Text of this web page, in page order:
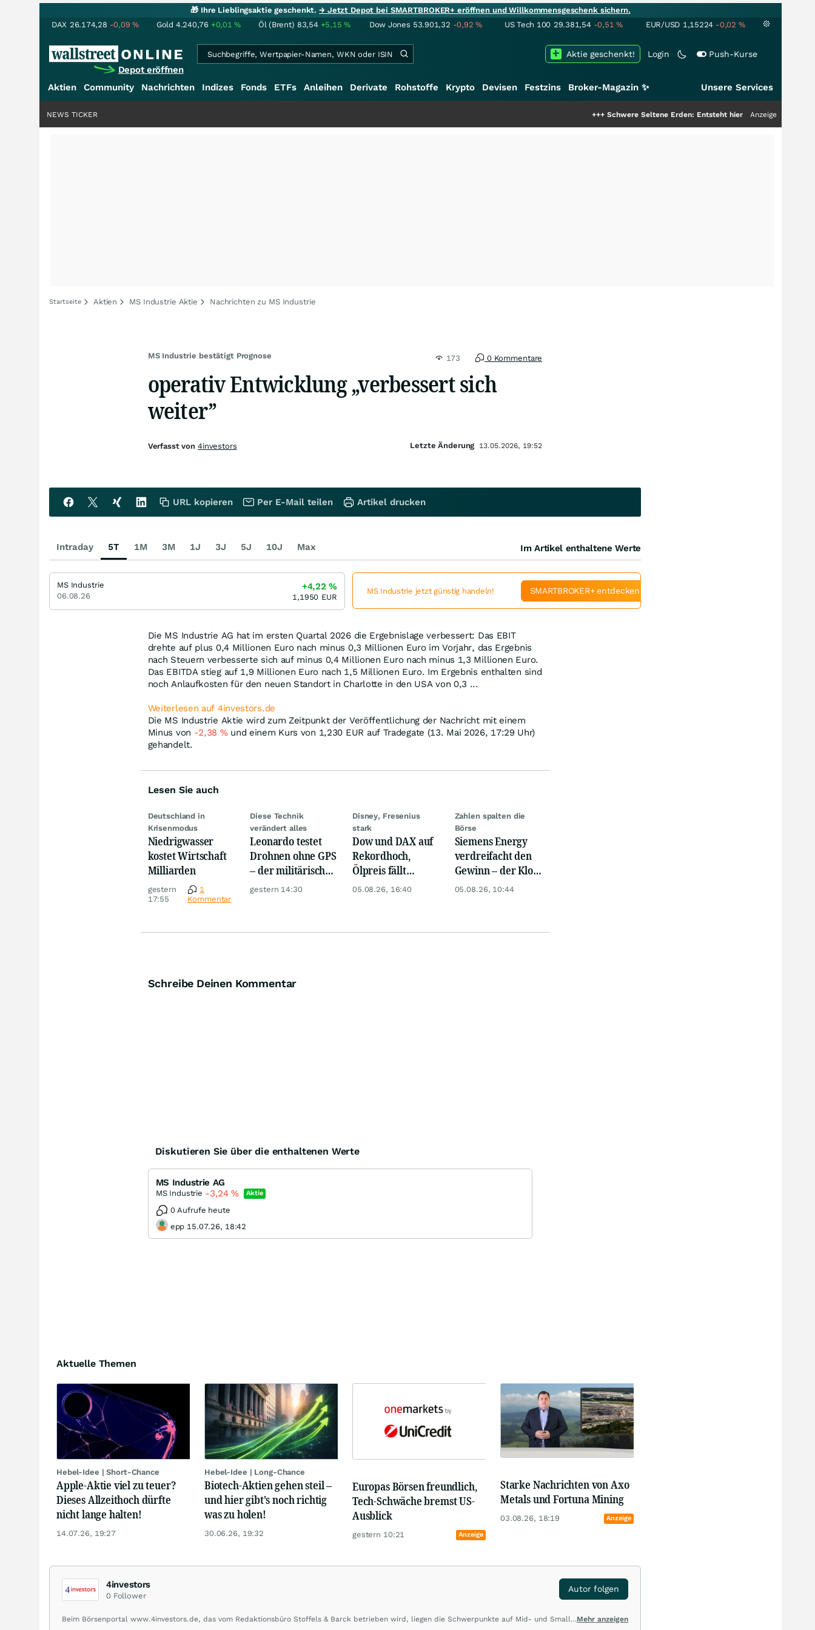
🎁 Ihre Lieblingsaktie geschenkt.→ Jetzt Depot bei SMARTBROKER+ eröffnen und Willkommensgeschenk sichern.
DAX 26.174,28 -0,09% Gold 4.240,76 +0,01% Öl (Brent) 83,54 +5,15% Dow Jones 53.901,32 -0,92% US Tech 100 29.381,54 -0,51% EUR/USD 1,15224 -0,02 %
Depot eröffnen
Login Push-Kurse
Aktie geschenkt!
Aktien Community Nachrichten Indizes Fonds ETFs Anleihen Derivate Rohstoffe Krypto Devisen Festzins Broker-Magazin ✨ Unsere Services
Schwere Seltene Erden: Entsteht hier die nächste Milliardenstory?
Anzeige
NEWS TICKER
Startseite Aktien MS Industrie Aktie Nachrichten zu MS Industrie
MS Industrie bestätigt Prognose 173 0 Kommentare
operativ Entwicklung „verbessert sich
weiter”
Die MS Industrie AG hat im ersten Quartal 2026 die Ergebnislage verbessert: Das EBIT
drehte auf plus 0,4 Millionen Euro nach minus 0,3 Millionen Euro im Vorjahr, das Ergebnis
nach Steuern verbesserte sich auf minus 0,4 Millionen Euro nach minus 1,3 Millionen Euro.
Das EBITDA stieg auf 1,9 Millionen Euro nach 1,5 Millionen Euro. Im Ergebnis enthalten sind
noch Anlaufkosten für den neuen Standort in Charlotte in den USA von 0,3 ...
Weiterlesen auf 4investors.de
Die MS Industrie Aktie wird zum Zeitpunkt der Veröffentlichung der Nachricht mit einem
Minus von -2,38 %und einem Kurs von 1,230 EUR auf Tradegate (13. Mai 2026, 17:29 Uhr)
gehandelt.
Lesen Sie auch
Deutschland in
Krisenmodus
Niedrigwasser
kostet Wirtschaft
Milliarden
gestern
17:55
1
Kommentar
Diese Technik
verändert alles
Leonardo testet
Drohnen ohne GPS
– der militärische
Nutzen ist enorm
gestern 14:30
Disney, Fresenius
stark
Dow und DAX auf
Rekordhoch,
Ölpreis fällt
weiter, Gold legt
05.08.26, 16:40
Zahlen spalten die
Börse
Siemens Energy
verdreifacht den
Gewinn – der Klotz
am Bein ist weg
05.08.26, 10:44
Schreibe Deinen Kommentar
Diskutieren Sie über die enthaltenen Werte
MS Industrie AG
MS Industrie -3,24% Aktie
0 Aufrufe heute
epp 15.07.26, 18:42
Aktuelle Themen
Hebel-Idee | Short-Chance
Apple-Aktie viel zu teuer?
Dieses Allzeithoch dürfte
nicht lange halten!
14.07.26, 19:27
Hebel-Idee | Long-Chance
Biotech-Aktien gehen steil –
und hier gibt's noch richtig
was zu holen!
30.06.26, 19:32
Europas Börsen freundlich,
Tech-Schwäche bremst US-
Ausblick
gestern 10:21 Anzeige
Starke Nachrichten von Axo
Metals und Fortuna Mining
03.08.26, 18:19 Anzeige
4investors
0 Follower
Autor folgen
Mehr anzeigen
Beim Börsenportal www.4investors.de, das vom Redaktionsbüro Stoffels & Barck betrieben wird, liegen die Schwerpunkte auf Mid- und Small
Verfasst von 4investors Letzte Änderung 13.05.2026, 19:52
URL kopieren Per E-Mail teilen Artikel drucken
Intraday 5T 1M 3M 1J 3J 5J 10J Max Im Artikel enthaltene Werte
MS Industrie
06.08.26
+4,22%
1,1950 EUR
MS Industrie jetzt günstig handeln! SMARTBROKER+ entdecken